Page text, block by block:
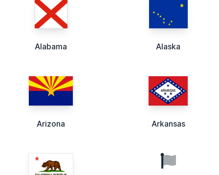
Alabama Alaska
Arizona Arkansas